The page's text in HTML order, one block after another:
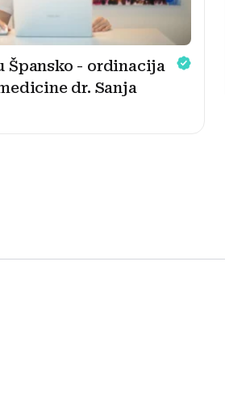
Špansko - ordinacija
dr. Sanja